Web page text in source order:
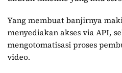
Yang membuat banjirnya
menyediakan akses via API,
mengotomatisasi proses
video.